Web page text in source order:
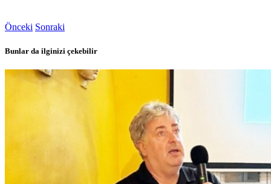
Önceki Sonraki
Bunlar da ilginizi çekebilir